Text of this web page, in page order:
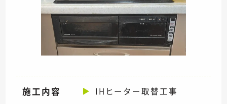
施工内容 IHヒーター取替工事